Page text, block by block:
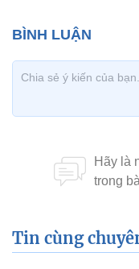
Tin cùng